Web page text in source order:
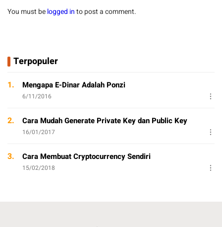
You must belogged into post a comment.
Terpopuler
1. Mengapa E-Dinar Adalah Ponzi
6/11/2016
2. Cara Mudah Generate Private Key dan Public Key
16/01/2017
3. Cara Membuat Cryptocurrency Sendiri
15/02/2018